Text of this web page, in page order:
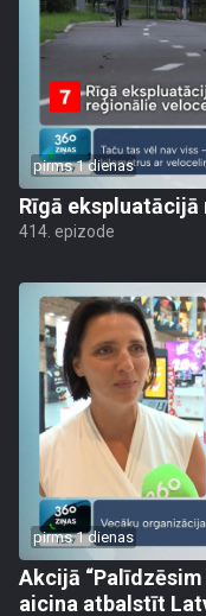
pirms 1 dienas
Rīgā
414. epizode
pirms 1 dienas
Akcijā
aicina atbalstīt